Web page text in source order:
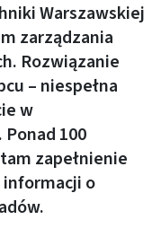
Warszawskiej
zarządzania
Rozwiązanie
– niespełna
w
100
zapełnienie
informacji o